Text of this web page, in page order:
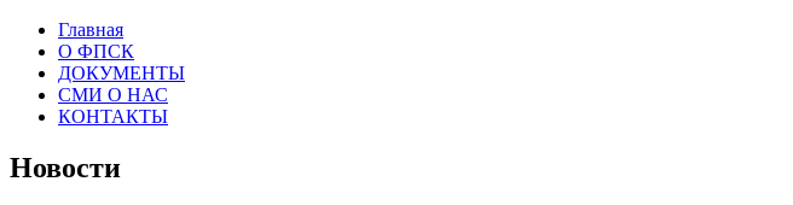
Главная
О ФПСК
ДОКУМЕНТЫ
СМИ О НАС
КОНТАКТЫ
Новости